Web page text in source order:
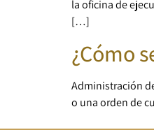
la oficina de
[…]
¿Cómo
Administración
o una orden de